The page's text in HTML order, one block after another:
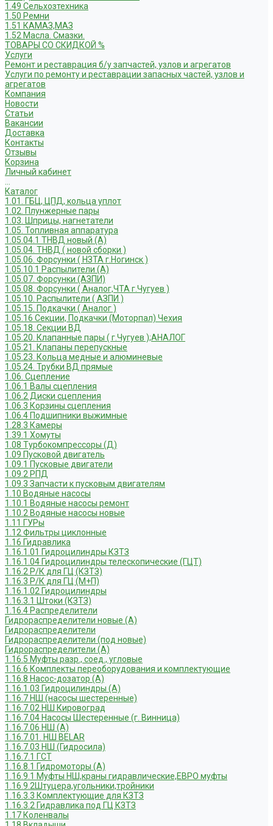
1.49 Сельхозтехника
1.50 Ремни
1.51 КАМАЗ,МАЗ
1.52 Масла. Смазки.
ТОВАРЫ СО СКИДКОЙ %
Услуги
Ремонт и реставрация б/у запчастей, узлов и агрегатов
Услуги по ремонту и реставрации запасных частей, узлов и
агрегатов
Компания
Новости
Статьи
Вакансии
Доставка
Контакты
Отзывы
Корзина
Личный кабинет
Каталог
1.01. ГБЦ, ЦПД, кольца уплот
1.02. Плунжерные пары
1.03. Шприцы, нагнетатели
1.05. Топливная аппаратура
1.05.04.1 ТНВД новый (А)
1.05.04. ТНВД ( новой сборки )
1.05.06. Форсунки ( НЗТА г.Ногинск )
1.05.10.1 Распылители (А)
1.05.07. Форсунки (АЗПИ)
1.05.08. Форсунки ( Аналог,ЧТА г.Чугуев )
1.05.10. Распылители ( АЗПИ )
1.05.15. Подкачки ( Аналог )
1.05.16 Секции, Подкачки (Моторпал) Чехия
1.05.18. Секции ВД
1.05.20. Клапанные пары ( г.Чугуев );АНАЛОГ
1.05.21. Клапаны перепускные
1.05.23. Кольца медные и алюминевые
1.05.24. Трубки ВД прямые
1.06. Сцепление
1.06.1 Валы сцепления
1.06.2 Диски сцепления
1.06.3 Корзины сцепления
1.06.4 Подшипники выжимные
1.28.3 Камеры
1.39.1 Хомуты
1.08 Турбокомпрессоры (Д)
1.09 Пусковой двигатель
1.09.1 Пусковые двигатели
1.09.2 РПД
1.09.3 Запчасти к пусковым двигателям
1.10 Водяные насосы
1.10.1 Водяные насосы ремонт
1.10.2 Водяные насосы новые
1.11 ГУРы
1.12 Фильтры циклонные
1.16 Гидравлика
1.16.1.01 Гидроцилиндры КЗТЗ
1.16.1.04 Гидроцилиндры телескопические (ГЦТ)
1.16.2 Р/К для ГЦ (КЗТЗ)
1.16.3 Р/К для ГЦ (М+П)
1.16.1.02 Гидроцилиндры
1.16.3.1 Штоки (КЗТЗ)
1.16.4 Распределители
Гидрораспределители новые (А)
Гидрораспределители
Гидрораспределители (под новые)
Гидрораспределители (А)
1.16.5 Муфты разр., соед., угловые
1.16.6 Комплекты переоборудования и комплектующие
1.16.8 Насос-дозатор (А)
1.16.1.03 Гидроцилиндры (А)
1.16.7 НШ (насосы шестеренные)
1.16.7.02 НШ Кировоград
1.16.7.04 Насосы Шестеренные (г. Винница)
1.16.7.06 НШ (А)
1.16.7.01. НШ BELAR
1.16.7.03 НШ (Гидросила)
1.16.7.1 ГСТ
1.16.8.1 Гидромоторы (А)
1.16.9.1 Муфты НШ,краны гидравлические,ЕВРО муфты
1.16.9.2Штуцера,угольники,тройники
1.16.3.3 Комплектующие для КЗТЗ
1.16.3.2 Гидравлика под ГЦ КЗТЗ
1.17 Коленвалы